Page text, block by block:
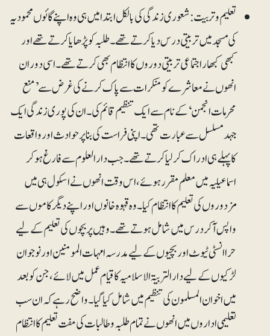
تعلیم و تربیت:شعوری زندگی کی بالکل ابتدا میں ہی وہ اپنے گائوں محمودیہ
کی مسجد میں تربیتی درس دیا کرتے تھے۔ طلبہ کو پڑھایا کرتے تھے اور
کبھی کبھار اجتماعی تربیتی دوروں کا انتظام بھی کرتے تھے۔ اسی دوران
انھوں نے معاشرے کو منکرات سے پاک کرنے کی غرض سے ’منع
محرمات انجمن ‘ کے نام سے ایک تنظیم قائم کی۔ ان کی پوری زندگی ایک
جہدمسلسل سے عبارت تھی۔ اپنی فراست کی بنا پر حوادث اور واقعات
کا پہلے ہی ادراک کرلیا کرتے تھے۔جب دارالعلوم سے فارغ ہو کر
اسماعیلیہ میں معلم مقرر ہوئے، اس وقت انھوں نے اسکول ہی میں
مزدوروں کی تعلیم کا انتظام کیا۔ وہ قہوہ خانوں اور اپنے دیگر کاموں سے
واپس آکر درس میں شامل ہوتے تھے۔ وہیں پر بچوں کی تعلیم کے لیے
حرا انسٹی ٹیوٹ اور بچیوں کے لیے مدرسہ امہات المومنین اور نوجوان
لڑکیوں کے لیے دارالتربیۃ الاسلامیہ کا قیام عمل میں لائے، جن کو بعد
میں اخوان المسلمون کی تنظیم میں شامل کیا گیا۔ واضح رہے کہ ان سب
تعلیمی اداروں میں انھوں نے تمام طلبہ و طالبات کی مفت تعلیم کا انتظام